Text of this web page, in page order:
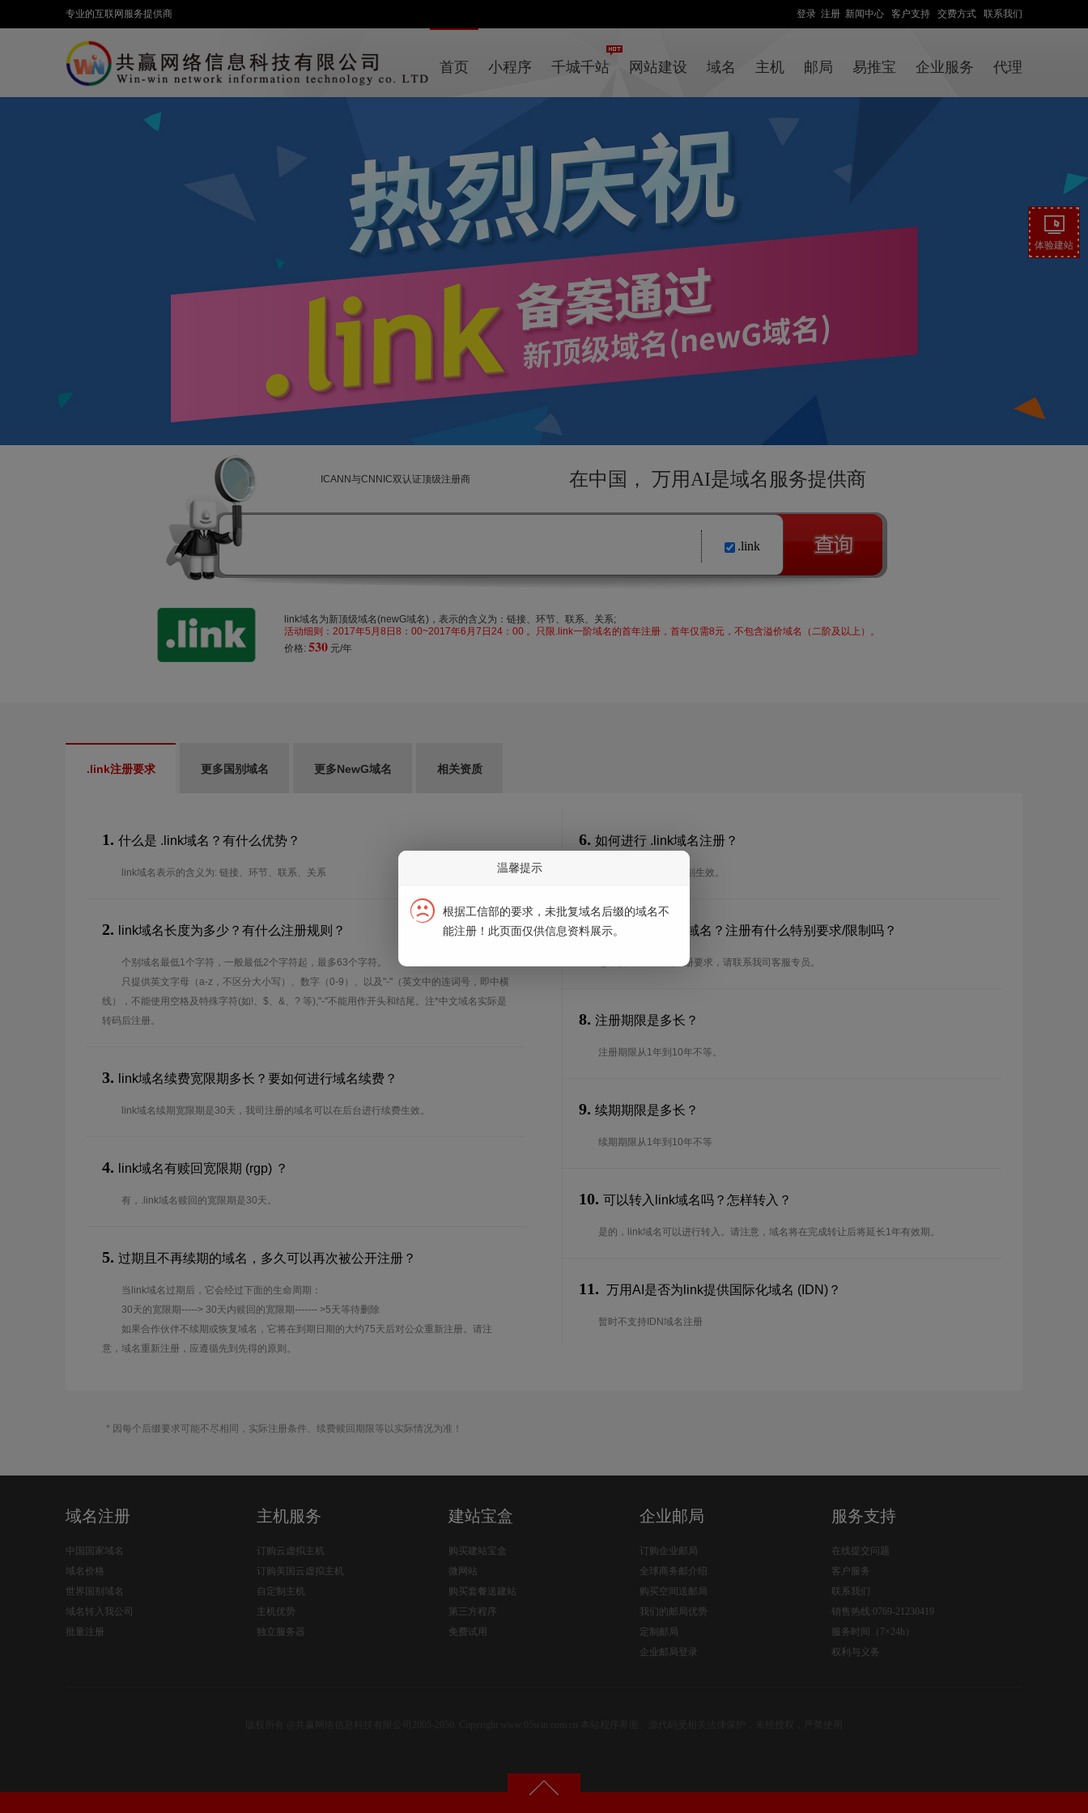
专业的互联网服务提供商 登录 注册 新闻中心 客户支持 交费方式 联系我们
首页 小程序 千城千站 网站建设 域名 主机 邮局 易推宝 企业服务 代理
ICANN与CNNIC双认证顶级注册商 在中国， 万用AI是域名服务提供商
.link
link域名为新顶级域名(newG域名)，表示的含义为：链接、环节、联系、关系;
活动细则：2017年5月8日8：00~2017年6月7日24：00 。只限.link一阶域名的首年注册，首年仅需8元，不包含溢价域名（二阶及以上）。
价格: 530 元/年
.link注册要求 更多国别域名 更多NewG域名 相关资质
1. 什么是 .link域名？有什么优势？
link域名表示的含义为: 链接、环节、联系、关系
2. link域名长度为多少？有什么注册规则？
个别域名最低1个字符，一般最低2个字符起，最多63个字符。
只提供英文字母（a-z，不区分大小写）、数字（0-9）、以及"-"（英文中的连词号，即中横
线），不能使用空格及特殊字符(如!、$、&、? 等),"-"不能用作开头和结尾。注*中文域名实际是
转码后注册。
3. link域名续费宽限期多长？要如何进行域名续费？
link域名续期宽限期是30天，我司注册的域名可以在后台进行续费生效。
4. link域名有赎回宽限期 (rgp) ？
有，.link域名赎回的宽限期是30天。
5. 过期且不再续期的域名，多久可以再次被公开注册？
当link域名过期后，它会经过下面的生命周期：
30天的宽限期-----> 30天内赎回的宽限期------- >5天等待删除
如果合作伙伴不续期或恢复域名，它将在到期日期的大约75天后对公众重新注册。请注
意，域名重新注册，应遵循先到先得的原则。
6. 如何进行 .link域名注册？
通过我司注册可以即刻生效。
7. 谁可以注册 .link域名？注册有什么特别要求/限制吗？
想了解.link域名的注册要求，请联系我司客服专员。
8. 注册期限是多长？
注册期限从1年到10年不等。
9. 续期期限是多长？
续期期限从1年到10年不等
10. 可以转入link域名吗？怎样转入？
是的，link域名可以进行转入。请注意，域名将在完成转让后将延长1年有效期。
11. 万用AI是否为link提供国际化域名 (IDN)？
暂时不支持IDN域名注册
* 因每个后缀要求可能不尽相同，实际注册条件、续费赎回期限等以实际情况为准！
域名注册
中国国家域名
域名价格
世界国别域名
域名转入我公司
批量注册
主机服务
订购云虚拟主机
订购美国云虚拟主机
自定制主机
主机优势
独立服务器
建站宝盒
购买建站宝盒
微网站
购买套餐送建站
第三方程序
免费试用
企业邮局
订购企业邮局
全球商务邮介绍
购买空间送邮局
我们的邮局优势
定制邮局
企业邮局登录
服务支持
在线提交问题
客户服务
联系我们
销售热线:0769-21230419
服务时间（7×24h）
权利与义务
体验建站
温馨提示
根据工信部的要求，未批复域名后缀的域名不
能注册！此页面仅供信息资料展示。